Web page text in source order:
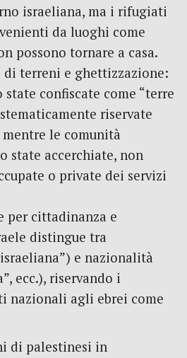
israeliana, ma i rifugiati
da luoghi come
possono tornare a casa.
di terreni e ghettizzazione:
state confiscate come “terre
riservate
mentre le comunità
state accerchiate, non
o private dei servizi
per cittadinanza e
distingue tra
e nazionalità
ecc.), riservando i
nazionali agli ebrei come
di palestinesi in